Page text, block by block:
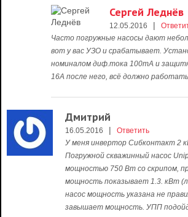
Сергей Леднёв
12.05.2016 |
Часто погружные насосы дают
вот у вас УЗО и срабатывает.
номиналом диф.тока 100mA и
16А после него, всё должно
Дмитрий
16.05.2016 |
Ответить
У меня инвертор Сибконтакт 2
Погружной скважинный насос
мощностью 750 Вт со скрипом,
мощность показывает 1.3. кВт
насос мощность указана не
завышает мощность. УПП